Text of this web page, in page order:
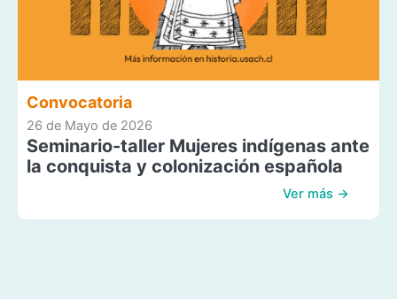
Convocatoria
26 de Mayo de 2026
Seminario-taller Mujeres indígenas ante
la conquista y colonización española
Ver más →